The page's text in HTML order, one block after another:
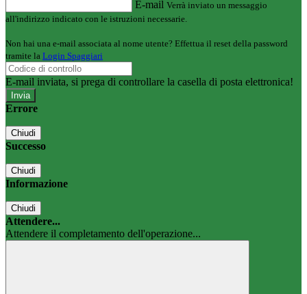
E-mail Verrà inviato un messaggio
all'indirizzo indicato con le istruzioni necessarie.
Non hai una e-mail associata al nome utente? Effettua il reset della password
tramite la Login Spaggiari
E-mail inviata, si prega di controllare la casella di posta elettronica!
Errore
Chiudi
Successo
Chiudi
Informazione
Chiudi
Attendere...
Attendere il completamento dell'operazione...